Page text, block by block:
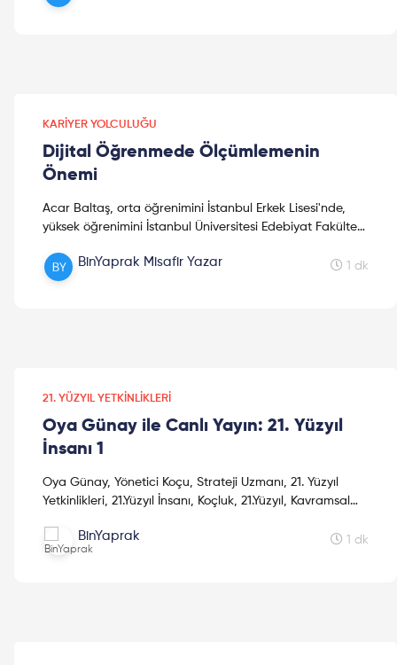
KARIYER YOLCULUĞU
Dijital Öğrenmede Ölçümlemenin
Önemi
Acar Baltaş, orta öğrenimini İstanbul Erkek Lisesi'nde,
yüksek öğrenimini İstanbul Üniversitesi Edebiyat Fakültesi
BinYaprak Misafir Yazar 1 dk
21. YÜZYIL YETKINLIKLERI
Oya Günay ile Canlı Yayın: 21. Yüzyıl
İnsanı 1
Oya Günay, Yönetici Koçu, Strateji Uzmanı, 21. Yüzyıl
Yetkinlikleri, 21.Yüzyıl İnsanı, Koçluk, 21.Yüzyıl, Kavramsal
BinYaprak 1 dk